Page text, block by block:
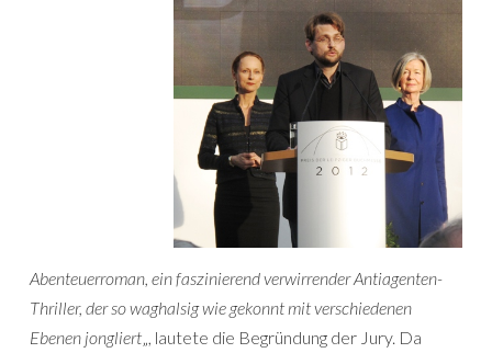
Abenteuerroman, ein faszinierend verwirrender Antiagenten-
Thriller, der so waghalsig wie gekonnt mit verschiedenen
Ebenen jongliert„, lautete die Begründung der Jury. Da